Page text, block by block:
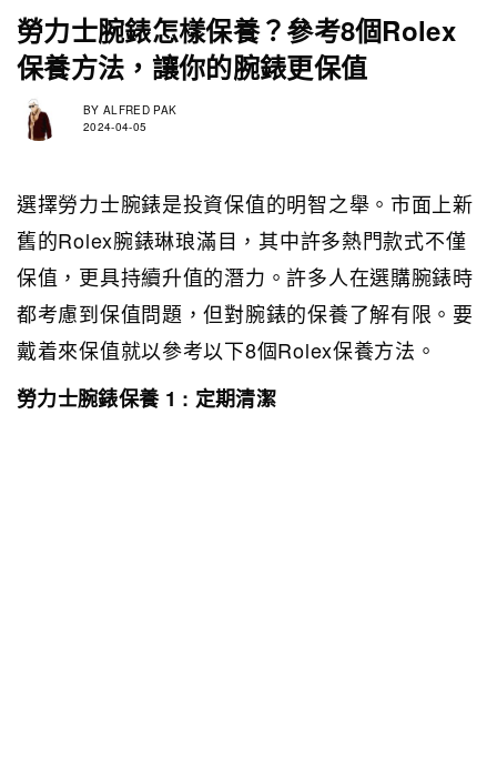
勞力士腕錶怎樣保養？參考8個Rolex
保養方法，讓你的腕錶更保值
BY ALFRED PAK
2024-04-05
選擇勞力士腕錶是投資保值的明智之舉。市面上新
舊的Rolex腕錶琳琅滿目，其中許多熱門款式不僅
保值，更具持續升值的潛力。許多人在選購腕錶時
都考慮到保值問題，但對腕錶的保養了解有限。要
戴着來保值就以參考以下8個Rolex保養方法。
勞力士腕錶保養 1 : 定期清潔